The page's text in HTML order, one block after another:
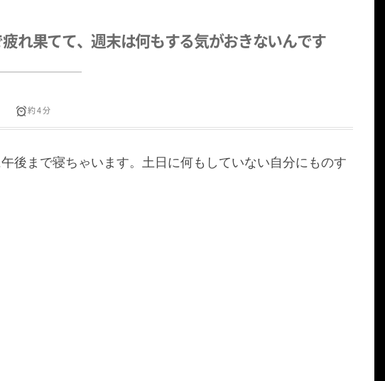
れ果てて、週末は何もする気がおきないんです
約 4 分
後まで寝ちゃいます。土日に何もしていない自分にものす